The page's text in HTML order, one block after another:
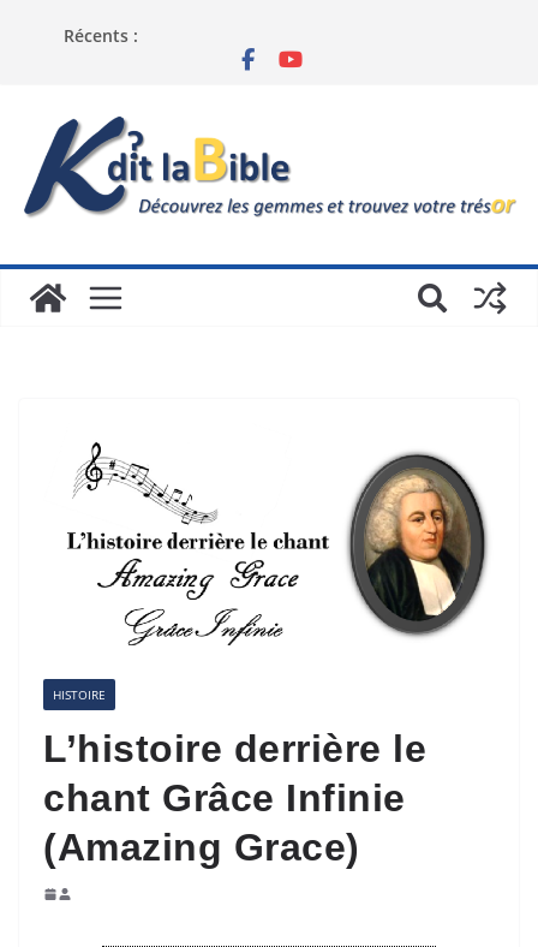
Récents :
HISTOIRE
L’histoire derrière le
chant Grâce Infinie
(Amazing Grace)